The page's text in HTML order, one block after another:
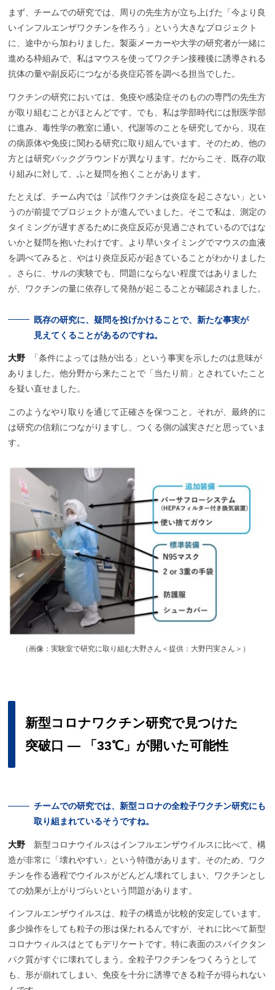
まず、チームでの研究では、周りの先生方が立ち上げた「今より良
いインフルエンザワクチンを作ろう」という大きなプロジェクト
に、途中から加わりました。製薬メーカーや大学の研究者が一緒に
進める枠組みで、私はマウスを使ってワクチン接種後に誘導される
抗体の量や副反応につながる炎症応答を調べる担当でした。
ワクチンの研究においては、免疫や感染症そのものの専門の先生方
が取り組むことがほとんどです。でも、私は学部時代には獣医学部
に進み、毒性学の教室に通い、代謝等のことを研究してから、現在
の病原体や免疫に関わる研究に取り組んでいます。そのため、他の
方とは研究バックグラウンドが異なります。だからこそ、既存の取
り組みに対して、ふと疑問を抱くことがあります。
たとえば、チーム内では「試作ワクチンは炎症を起こさない」とい
うのが前提でプロジェクトが進んでいました。そこで私は、測定の
タイミングが遅すぎるために炎症反応が見過ごされているのではな
いかと疑問を抱いたわけです。より早いタイミングでマウスの血液
を調べてみると、やはり炎症反応が起きていることがわかりました
。さらに、サルの実験でも、問題にならない程度ではありました
が、ワクチンの量に依存して発熱が起こることが確認されました。
既存の研究に、 疑問を投げかけることで、 新たな事実が
見えてくることがあるのですね。
大野
「条件によっては熱が出る」という事実を示したのは意味が
ありました。他分野から来たことで「当たり前」とされていたこと
を疑い直せました。
このようなやり取りを通じて正確さを保つこと。それが、最終的に
は研究の信頼につながりますし、つくる側の誠実さだと思っていま
す。
（画像：実験室で研究に取り組む大野さん＜提供：大野円実さん＞）
新型コロナワクチン研究で見つけた
突破口 ― 「33℃」が開いた可能性
チームでの研究では、 新型コロナの全粒子ワクチン研究にも
取り組まれているそうですね。
大野新型コロナウイルスはインフルエンザウイルスに比べて、構
造が非常に「壊れやすい」という特徴があります。そのため、ワク
チンを作る過程でウイルスがどんどん壊れてしまい、ワクチンとし
ての効果が上がりづらいという問題があります。
インフルエンザウイルスは、粒子の構造が比較的安定しています。
多少操作をしても粒子の形は保たれるんですが、それに比べて新型
コロナウィルスはとてもデリケートです。特に表面のスパイクタン
パク質がすぐに壊れてしまう。全粒子ワクチンをつくろうとして
も、形が崩れてしまい、免疫を十分に誘導できる粒子が得られない